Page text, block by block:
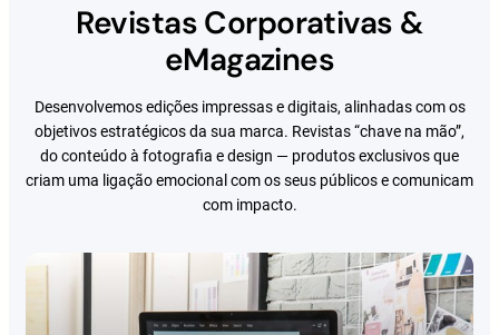
Revistas Corporativas &
eMagazines
Desenvolvemos edições impressas e digitais, alinhadas com os
objetivos estratégicos da sua marca. Revistas “chave na mão”,
do conteúdo à fotografia e design — produtos exclusivos que
criam uma ligação emocional com os seus públicos e comunicam
com impacto.